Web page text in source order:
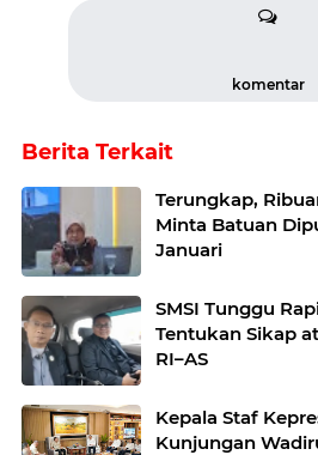
komentar
Berita Terkait
Terungkap,
Minta Batuan
Januari
SMSI Tunggu
Tentukan Sikap
RI–AS
Kepala Staf
Kunjungan